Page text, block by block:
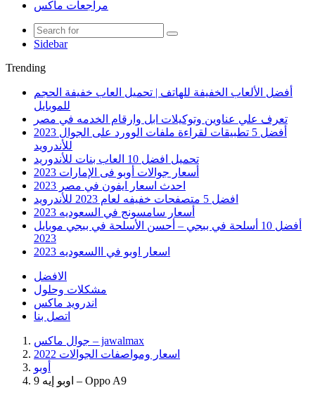
مراجعات ماكس
Sidebar
Trending
أفضل الألعاب الخفيفة للهاتف | تحميل العاب خفيفة الحجم
للموبايل
تعرف علي عناوين وتوكيلات ابل وارقام الخدمه في مصر
أفضل 5 تطبيقات لقراءة ملفات الوورد على الجوال 2023
للأندرويد
تحميل افضل 10 العاب بنات للأندوريد
أسعار جوالات أوبو فى الإمارات 2023
احدث اسعار ايفون في مصر 2023
افضل 5 متصفحات خفيفه لعام 2023 للأندرويد
أسعار سامسونج في السعوديه 2023
أفضل 10 أسلحة في ببجي – أحسن الأسلحة في ببجي موبايل
2023
اسعار اوبو في االسعوديه 2023
الافضل
مشكلات وحلول
اندرويد ماكس
اتصل بنا
جوال ماكس – jawalmax
اسعار ومواصفات الجوالات 2022
أوبو
اوبو إيه 9 – Oppo A9